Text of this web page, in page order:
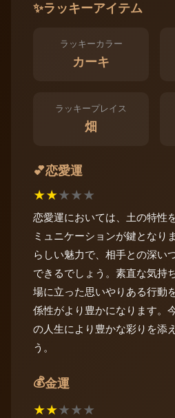
✨ラッキーアイテム
ラッキーカラー
カーキ
ラッキープレイス
畑
💕恋愛運
★★★★★
恋愛運においては、土の特性
ミュニケーションが鍵となり
らしい魅力で、相手との深い
できるでしょう。素直な気持
場に立った思いやりある行動
係性がより豊かになります。
の人生により豊かな彩りを添
う。
💰金運
★★★★★